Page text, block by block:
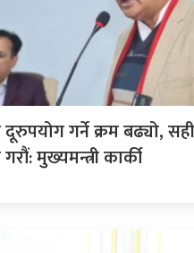
गर्ने क्रम बढ्यो,
मुख्यमन्त्री कार्की